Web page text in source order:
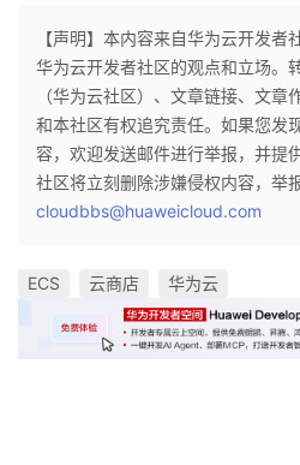
【声明】本内容来自华为云开发者
华为云开发者社区的观点和立场。
（华为云社区）、文章链接、文
和本社区有权追究责任。如果您发
容，欢迎发送邮件进行举报，并提
社区将立刻删除涉嫌侵权内容，举
cloudbbs@huaweicloud.com
ECS 云商店 华为云